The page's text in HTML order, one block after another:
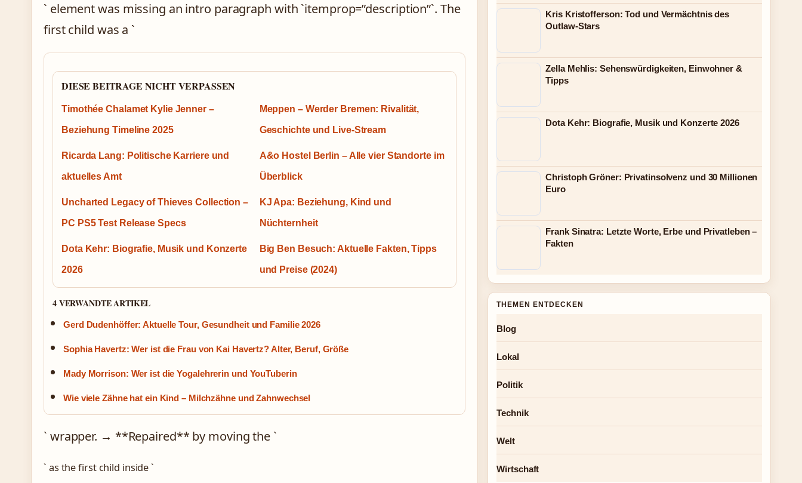
` element was missing an intro paragraph with `itemprop=”description”`. The
first child was a `
DIESE BEITRAGE NICHT VERPASSEN
Timothée Chalamet Kylie Jenner –
Beziehung Timeline 2025
Meppen – Werder Bremen: Rivalität,
Geschichte und Live-Stream
Ricarda Lang: Politische Karriere und
aktuelles Amt
A&o Hostel Berlin – Alle vier Standorte im
Überblick
Uncharted Legacy of Thieves Collection –
PC PS5 Test Release Specs
KJ Apa: Beziehung, Kind und
Nüchternheit
Dota Kehr: Biografie, Musik und Konzerte
2026
Big Ben Besuch: Aktuelle Fakten, Tipps
und Preise (2024)
4 VERWANDTE ARTIKEL
Gerd Dudenhöffer: Aktuelle Tour, Gesundheit und Familie 2026
Sophia Havertz: Wer ist die Frau von Kai Havertz? Alter, Beruf, Größe
Mady Morrison: Wer ist die Yogalehrerin und YouTuberin
Wie viele Zähne hat ein Kind – Milchzähne und Zahnwechsel
` wrapper. → **Repaired** by moving the `
` as the first child inside `
Kris Kristofferson: Tod und Vermächtnis des
Outlaw-Stars
Zella Mehlis: Sehenswürdigkeiten, Einwohner &
Tipps
Dota Kehr: Biografie, Musik und Konzerte 2026
Christoph Gröner: Privatinsolvenz und 30 Millionen
Euro
Frank Sinatra: Letzte Worte, Erbe und Privatleben –
Fakten
THEMEN ENTDECKEN
Blog
Lokal
Politik
Technik
Welt
Wirtschaft